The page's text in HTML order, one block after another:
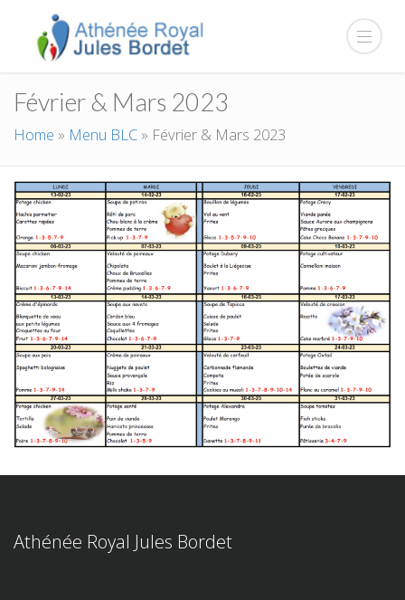
Février & Mars 2023
Home » Menu BLC » Février & Mars 2023
Athénée Royal Jules Bordet